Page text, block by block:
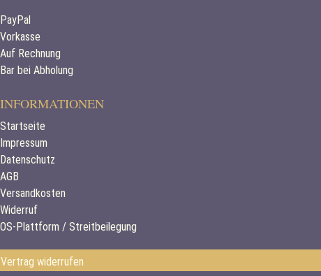
PayPal
Vorkasse
Auf Rechnung
Bar bei Abholung
INFORMATIONEN
Startseite
Impressum
Datenschutz
AGB
Versandkosten
Widerruf
OS-Plattform / Streitbeilegung
Vertrag widerrufen